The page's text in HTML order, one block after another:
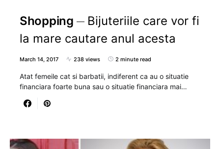
Shopping
Bijuteriile care vor fi
la mare cautare anul acesta
March 14, 2017 238 views 2 minute read
Atat femeile cat si barbatii, indiferent ca au o situatie
financiara foarte buna sau o situatie financiara mai…